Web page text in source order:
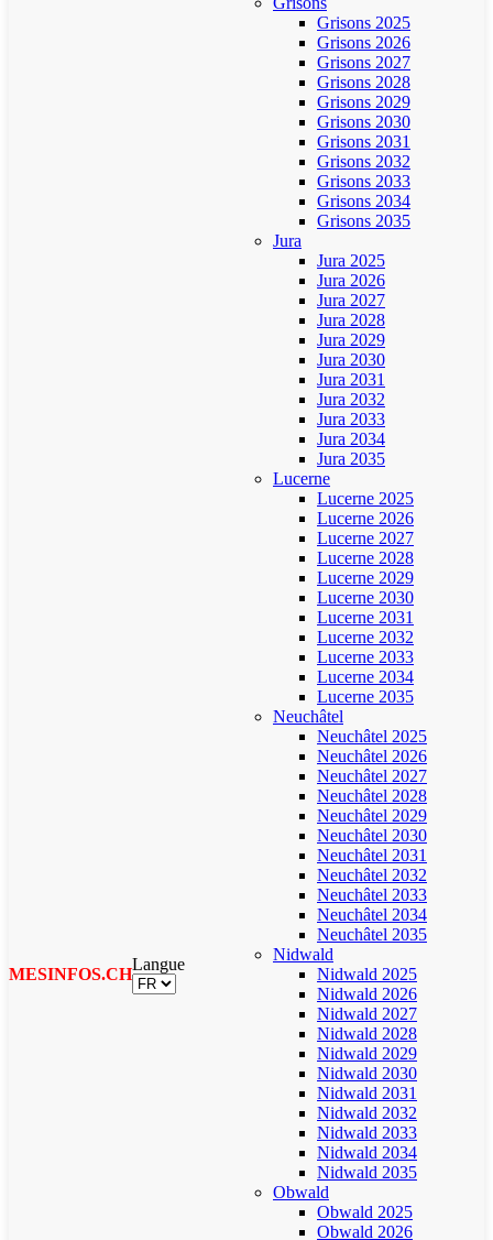
MESINFOS.CH
Langue
Grisons 2025
Grisons 2026
Grisons 2027
Grisons 2028
Grisons 2029
Grisons 2030
Grisons 2031
Grisons 2032
Grisons 2033
Grisons 2034
Grisons 2035
Jura
Jura 2025
Jura 2026
Jura 2027
Jura 2028
Jura 2029
Jura 2030
Jura 2031
Jura 2032
Jura 2033
Jura 2034
Jura 2035
Lucerne
Lucerne 2025
Lucerne 2026
Lucerne 2027
Lucerne 2028
Lucerne 2029
Lucerne 2030
Lucerne 2031
Lucerne 2032
Lucerne 2033
Lucerne 2034
Lucerne 2035
Neuchâtel
Neuchâtel 2025
Neuchâtel 2026
Neuchâtel 2027
Neuchâtel 2028
Neuchâtel 2029
Neuchâtel 2030
Neuchâtel 2031
Neuchâtel 2032
Neuchâtel 2033
Neuchâtel 2034
Neuchâtel 2035
Nidwald
Nidwald 2025
Nidwald 2026
Nidwald 2027
Nidwald 2028
Nidwald 2029
Nidwald 2030
Nidwald 2031
Nidwald 2032
Nidwald 2033
Nidwald 2034
Nidwald 2035
Obwald
Obwald 2025
Obwald 2026